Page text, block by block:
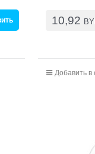
10,92
Добавить в